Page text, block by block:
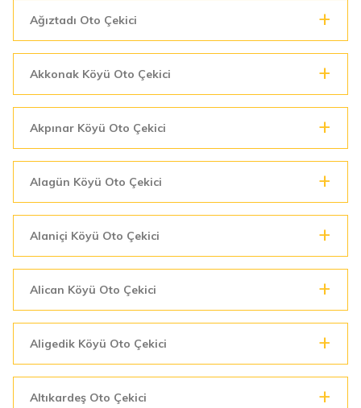
Ağıztadı Oto Çekici
Akkonak Köyü Oto Çekici
Akpınar Köyü Oto Çekici
Alagün Köyü Oto Çekici
Alaniçi Köyü Oto Çekici
Alican Köyü Oto Çekici
Aligedik Köyü Oto Çekici
Altıkardeş Oto Çekici